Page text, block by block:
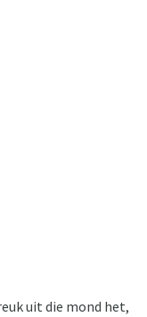
uit die mond het,